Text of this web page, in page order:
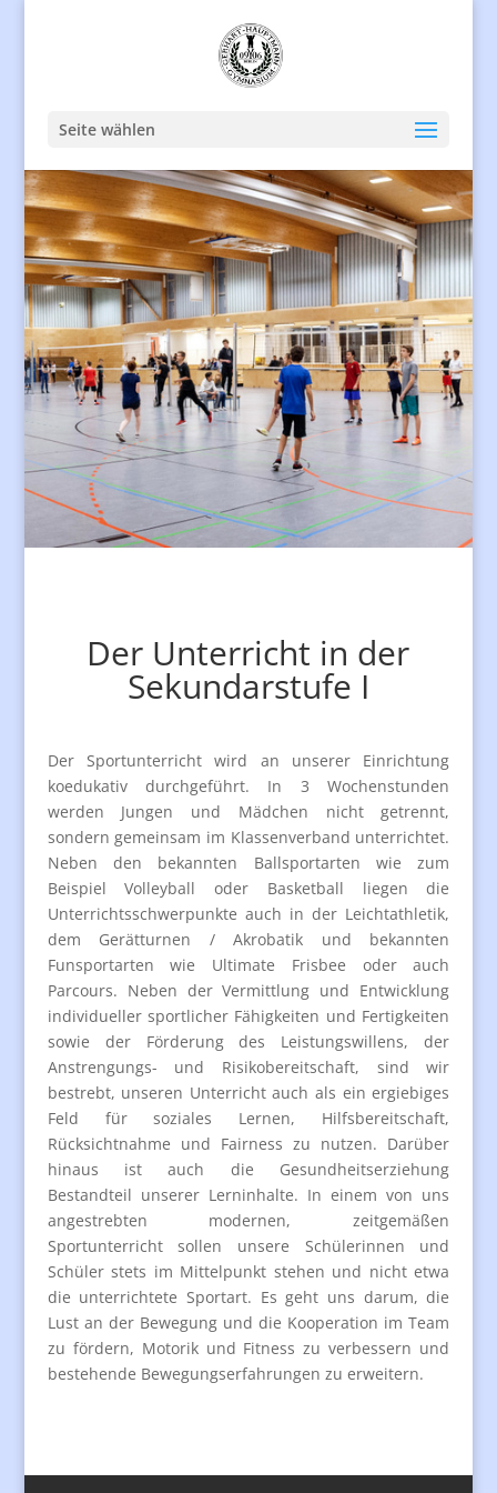
Seite wählen
Der Unterricht in der
Sekundarstufe I
Der Sportunterricht wird an unserer Einrichtung
koedukativ durchgeführt. In 3 Wochenstunden
werden Jungen und Mädchen nicht getrennt,
sondern gemeinsam im Klassenverband unterrichtet.
Neben den bekannten Ballsportarten wie zum
Beispiel Volleyball oder Basketball liegen die
Unterrichtsschwerpunkte auch in der Leichtathletik,
dem Gerätturnen / Akrobatik und bekannten
Funsportarten wie Ultimate Frisbee oder auch
Parcours. Neben der Vermittlung und Entwicklung
individueller sportlicher Fähigkeiten und Fertigkeiten
sowie der Förderung des Leistungswillens, der
Anstrengungs- und Risikobereitschaft, sind wir
bestrebt, unseren Unterricht auch als ein ergiebiges
Feld für soziales Lernen, Hilfsbereitschaft,
Rücksichtnahme und Fairness zu nutzen. Darüber
hinaus ist auch die Gesundheitserziehung
Bestandteil unserer Lerninhalte. In einem von uns
angestrebten modernen, zeitgemäßen
Sportunterricht sollen unsere Schülerinnen und
Schüler stets im Mittelpunkt stehen und nicht etwa
die unterrichtete Sportart. Es geht uns darum, die
Lust an der Bewegung und die Kooperation im Team
zu fördern, Motorik und Fitness zu verbessern und
bestehende Bewegungserfahrungen zu erweitern.